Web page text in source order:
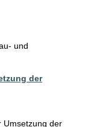
und
der
Umsetzung der